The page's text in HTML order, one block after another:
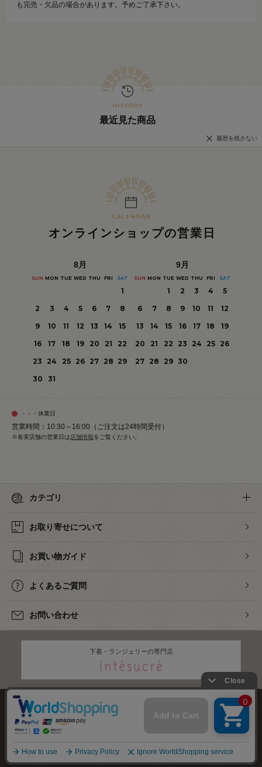
も完売・欠品の場合があります。予めご了承下さい。
最近見た商品
履歴を残さない
オンラインショップの営業日
8月
SUN MON TUE WED THU FRI SAT
1
2
3 4 5 6 7
8
9
10 11 12 13 14
15
16
17 18 19 20 21
22
23
24 25 26 27 28 29
30
31
9月
SUN MON TUE WED THU FRI SAT
1 2 3 4
5
6
7 8 9 10 11
12
13
14 15 16 17 18
19
20
21 22 23 24 25
26
27 28 29 30
・・・休業日
営業時間：10:30～16:00（ご注文は24時間受付）
※各実店舗の営業日は 店舗情報をご覧ください。
カテゴリ
お取り寄せについて
お買い物ガイド
よくあるご質問
お問い合わせ
下着・ランジェリーの専門店
株式会社オカダヤ
特定商取引法に基づく表記 プライバシーポリシー サイトマップ
2012-2026OKADAYA CO.,LTD.